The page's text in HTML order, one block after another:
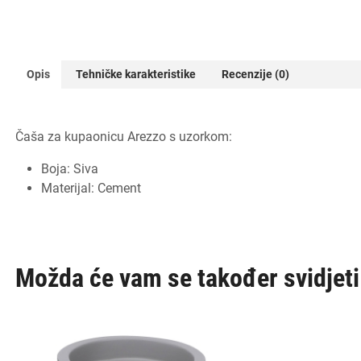
Opis Tehničke karakteristike Recenzije (0)
Čaša za kupaonicu Arezzo s uzorkom:
Boja: Siva
Materijal: Cement
Možda će vam se također